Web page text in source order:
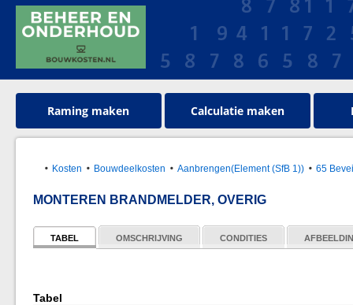
Raming maken Calculatie maken
Kosten Bouwdeelkosten Aanbrengen(Element (SfB 1)) 65
MONTEREN BRANDMELDER, OVERIG
TABEL OMSCHRIJVING CONDITIES
Tabel